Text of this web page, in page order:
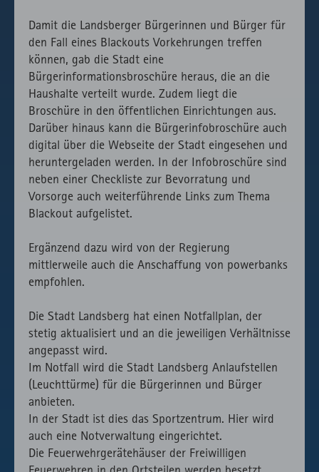
Damit die Landsberger Bürgerinnen und Bürger für
den Fall eines Blackouts Vorkehrungen treffen
können, gab die Stadt eine
Bürgerinformationsbroschüre heraus, die an die
Haushalte verteilt wurde. Zudem liegt die
Broschüre in den öffentlichen Einrichtungen aus.
Darüber hinaus kann die Bürgerinfobroschüre auch
digital über die Webseite der Stadt eingesehen und
heruntergeladen werden. In der Infobroschüre sind
neben einer Checkliste zur Bevorratung und
Vorsorge auch weiterführende Links zum Thema
Blackout aufgelistet.
Ergänzend dazu wird von der Regierung
mittlerweile auch die Anschaffung von powerbanks
empfohlen.
Die Stadt Landsberg hat einen Notfallplan, der
stetig aktualisiert und an die jeweiligen Verhältnisse
angepasst wird.
Im Notfall wird die Stadt Landsberg Anlaufstellen
(Leuchttürme) für die Bürgerinnen und Bürger
anbieten.
In der Stadt ist dies das Sportzentrum. Hier wird
auch eine Notverwaltung eingerichtet.
Die Feuerwehrgerätehäuser der Freiwilligen